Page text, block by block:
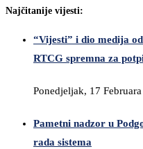
Najčitanije vijesti:
“Vijesti” i dio medija
RTCG spremna za
Ponedjeljak, 17
Pametni nadzor u
rada sistema